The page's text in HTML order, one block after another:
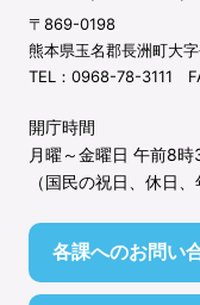
〒869-0198
熊本県玉名郡長洲町大
TEL：0968-78-3111
開庁時間
月曜～金曜日 午前8
（国民の祝日、休日
各課へのお問い